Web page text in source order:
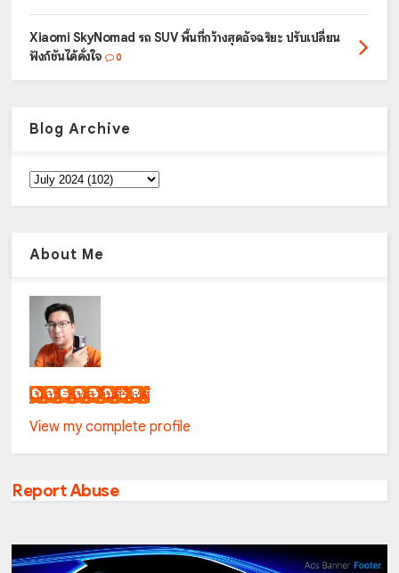
Xiaomi SkyNomad รถ SUV พื้นที่กว้างสุดอัจฉริยะ ปรับเปลี่ยน
ฟังก์ชันได้ดั่งใจ
0
Blog Archive
About Me
เน็กซ์ วรพล ลิ่มศิริวงศ์
View my complete profile
Report Abuse